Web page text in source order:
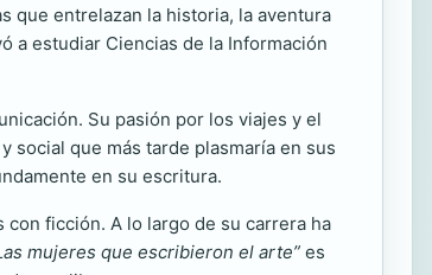
que entrelazan la historia, la aventura
a estudiar Ciencias de la Información
Su pasión por los viajes y el
que más tarde plasmaría en sus
en su escritura.
ficción. A lo largo de su carrera ha
mujeres que escribieron el arte” es